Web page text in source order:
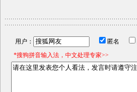
用户： 匿名
*搜狗拼音输入法，中文处理专家>>